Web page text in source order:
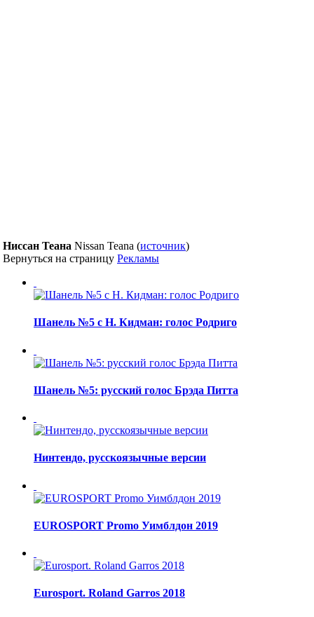
Ниссан Теана Nissan Teana (источник)
Вернуться на страницу Рекламы
Шанель №5 с Н. Кидман: голос Родриго
Шанель №5: русский голос Брэда Питта
Нинтендо, русскоязычные версии
EUROSPORT Promo Уимблдон 2019
Eurosport. Roland Garros 2018